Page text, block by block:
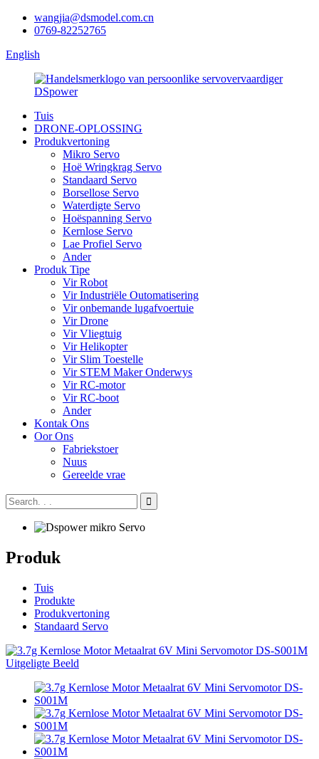
wangjia@dsmodel.com.cn
0769-82252765
English
Tuis
DRONE-OPLOSSING
Produkvertoning
Mikro Servo
Hoë Wringkrag Servo
Standaard Servo
Borsellose Servo
Waterdigte Servo
Hoëspanning Servo
Kernlose Servo
Lae Profiel Servo
Ander
Produk Tipe
Vir Robot
Vir Industriële Outomatisering
Vir onbemande lugafvoertuie
Vir Drone
Vir Vliegtuig
Vir Helikopter
Vir Slim Toestelle
Vir STEM Maker Onderwys
Vir RC-motor
Vir RC-boot
Ander
Kontak Ons
Oor Ons
Fabriekstoer
Nuus
Gereelde vrae
Produk
Tuis
Produkte
Produkvertoning
Standaard Servo